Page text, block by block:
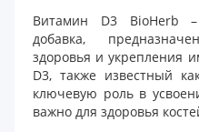
Витамин D3 BioHerb –
добавка,
здоровья и укрепления
D3, также известный
ключевую роль в
важно для здоровья